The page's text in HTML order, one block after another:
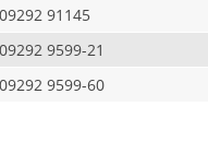
09292 91145
09292 9599-21
09292 9599-60